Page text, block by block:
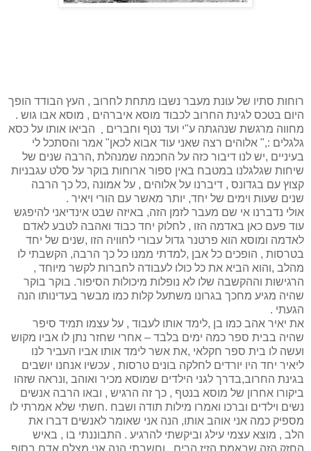
רוחות סתיו של עונת מעבר נשבו מתחת לחרוב , העץ הבודד הופך
היום בטכס לגינת החרוב לכבוד מוסא איברהים , מוסא אבו גוש .
מחווה מרגשת שנהגתה ע"י ועד נטף וחברים ,
הביאו אותו על כסא
גלגלים :," אלוהים רצה שאני עוד אבוא לכאן" אמר והסתכל לי
בעיניים ,יש לנו דיבור כזה על החכמה שמנהלת ,הרבה שנים של
שיחות שגלגלנו במטבח באין ספור ארוחות בוקר על סלט עגבניות
קצוץ עם בגדונס , דיברנו על אלוהים , על אמונה ,כל כך הרבה
שנים שעות וימים של יחד, יותר מאשר עם הורי ויאיר .
אולי נדברנו אי שם מעבר לזמן הזה, באיזה שבט אינדיאני להיפגש
עוד פעם כאן באדמה הזו , לחלוק יחד כבוד ואהבה לטבע לאדם
לאדמה ומוסא הוא פרטנר גדול עבורי לחוויה הזו ,שנים של יחד
בטרסות , הופכים כל אבן ,למדתי ממנו כל כך הרבה, הקשבתי לו
מהלב ,והוא הביא את כל כולו לעבודה לחברות לקשר מיוחד ,
הרגישות וההקשבה שלו לא נופלות מיכולות הסיפור. בוקר בוקר
שהיה מגיע מחכך בגרונו משתעל קלות כמו מבשר בעדינותו הנה
הגעתי .
את יאיר אהב כמו בן ,לימד אותו לעבוד , על עצמו תמיד סיפר
שהיה בבית ספר כמה ימים בלבד – אחרי שחזר נתן לו אביו מקוש
ועשה לו בית ספר חקלאי ,את אשר לימד אותו אביו העביר לנו
ליאיר יחד היו יורדים לחלקה בונים טרסות , עכשיו אנחנו יושבים
בגינת החרוב,בדרך לגני הילדים שמוסא מכיר ואוהב ,ונראה שזהו
ביקורו אחרון של מוסא בנטף , כך זה הרגיש , ובאו הרבה אנשים
נשים וילדים וברכו ואמרו מילות תודה ושבח .חשתי שלא אמרתי לו
מספיק כמה אני אוהב אותו, הנה אני שאומר לאנשים דברו את
הלב , מוצא עצמי עילג וביקשתי להרגיע . התבוננתי בו , באיש